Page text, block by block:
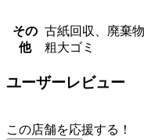
その
他
古紙回収、廃棄
粗大ゴミ
ユーザーレビュー
この店舗を応援する！